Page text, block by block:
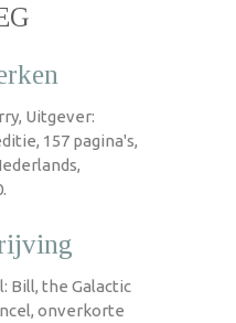
Uitgever:
157 pagina's,
Bill, the Galactic
onverkorte